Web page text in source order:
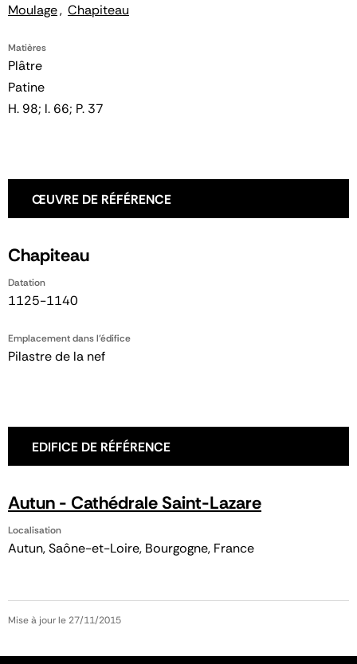
Moulage Chapiteau
Matières
Plâtre
Patine
H. 98; l. 66; P. 37
ŒUVRE DE RÉFÉRENCE
Chapiteau
Datation
1125-1140
Emplacement dans l'édifice
Pilastre de la nef
EDIFICE DE RÉFÉRENCE
Autun - Cathédrale Saint-Lazare
Localisation
Autun, Saône-et-Loire, Bourgogne, France
Mise à jour le 27/11/2015